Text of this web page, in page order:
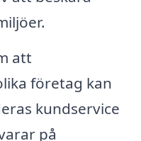
att
företag kan
kundservice
på